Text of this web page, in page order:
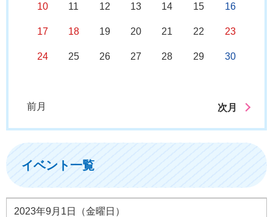
10 11 12 13 14 15 16
17 18 19 20 21 22 23
24 25 26 27 28 29 30
前月 次月
イベント一覧
2023年9月1日（金曜日）